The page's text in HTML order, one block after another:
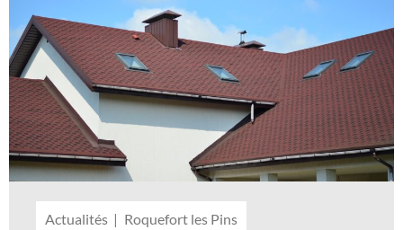
Actualités Roquefort les Pins